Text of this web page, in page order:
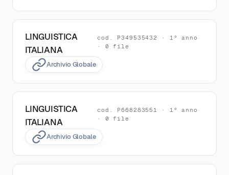
LINGUISTICA
ITALIANA
cod. P349535432 · 1° anno
· 0 file
Archivio Globale
LINGUISTICA
ITALIANA
cod. P668283551 · 1° anno
· 0 file
Archivio Globale